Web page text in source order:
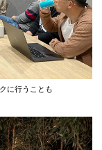
に行うことも